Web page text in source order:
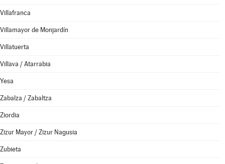
Villafranca
Villamayor de Monjardín
Villatuerta
Villava / Atarrabia
Yesa
Zabalza / Zabaltza
Ziordia
Zizur Mayor / Zizur Nagusia
Zubieta